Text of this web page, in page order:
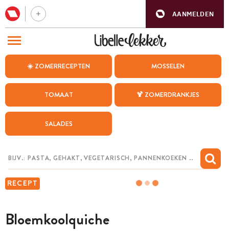
AANMELDEN
☀️ ZOMERRECEPTEN MOSSELEN
TOMAAT 🍹 ZOMERDRANKJES
SALADES
RECEPT
Bloemkoolquiche
BEZOEK ONZE ANDERE WEBSITES
WEEKMENU
CHAT MET MAIA
MIJN BEWAARDE RECEPTEN